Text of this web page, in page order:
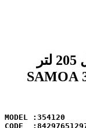
طلمبة زيت عامودية 1-3 لبرميل 205 لتر
تصريف 35 لتر/د موديل 354120 SAMOA
CODE